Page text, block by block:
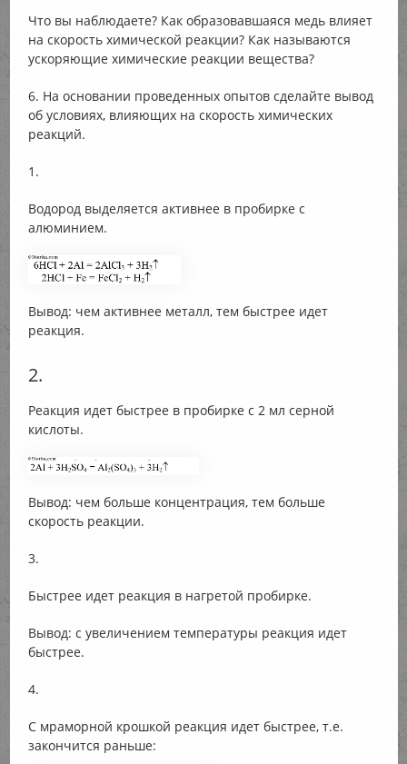
Что вы наблюдаете? Как образовавшаяся медь влияет
на скорость химической реакции? Как называются
ускоряющие химические реакции вещества?
6. На основании проведенных опытов сделайте вывод
об условиях, влияющих на скорость химических
реакций.
1.
Водород выделяется активнее в пробирке с
алюминием.
Вывод: чем активнее металл, тем быстрее идет
реакция.
2.
Реакция идет быстрее в пробирке с 2 мл серной
кислоты.
Вывод: чем больше концентрация, тем больше
скорость реакции.
3.
Быстрее идет реакция в нагретой пробирке.
Вывод: с увеличением температуры реакция идет
быстрее.
4.
С мраморной крошкой реакция идет быстрее, т.е.
закончится раньше: